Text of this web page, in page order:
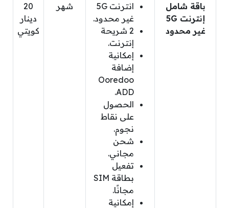
باقة شامل
إنترنت 5G
غير محدود
انترنت 5G
غير محدود.
2 شريحة
إنترنت.
إمكانية
إضافة
Ooredoo
ADD.
الحصول
على نقاط
نجوم.
شحن
مجاني.
تفعيل
بطاقة SIM
مجانًا.
إمكانية
شهر
20
دينار
كويتي